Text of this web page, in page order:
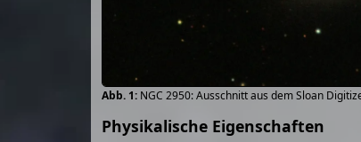
NGC 2950: Ausschnitt aus dem Sloan
Physikalische Eigenschaften